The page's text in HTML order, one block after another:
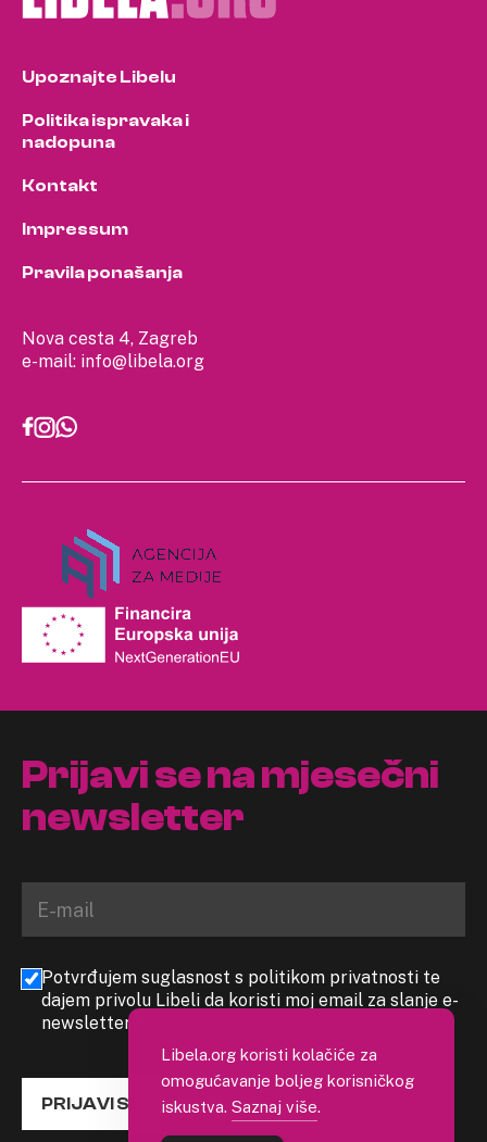
Nova cesta 4, Zagreb
e-mail: info@libela.org
Upoznajte Libelu
Politika ispravaka i
nadopuna
Kontakt
Impressum
Pravila ponašanja
Prijavi se na mjesečni
newsletter
Potvrđujem suglasnost s politikom privatnosti te
dajem privolu Libeli da koristi moj email za slanje e-
newslettera
PRIJAVI SE
Libela.org koristi kolačiće za
omogućavanje boljeg korisničkog
iskustva. Saznaj više.